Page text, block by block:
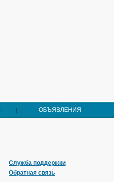
ОБЪЯВЛЕНИЯ
Служба поддержки
Обратная связь